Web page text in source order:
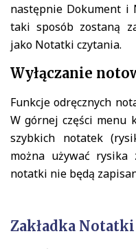
następnie Dokument i
taki sposób zostaną
jako Notatki czytania.
Wyłączanie
Funkcje odręcznych
W górnej części menu
szybkich notatek
można używać
notatki nie będą
Zakładka